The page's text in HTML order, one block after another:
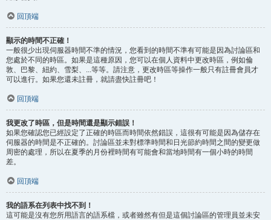
回頂端
顯示的時間不正確！
一般很少出現伺服器時間不準的情況，您看到的時間不準有可能是因為討論區和
您處於不同的時區。如果是這種原因，您可以在個人資料中更改時區，例如倫
敦、巴黎、紐約、雪梨、...等等。請注意，更改時區等操作一般只有註冊會員才
可以進行。如果您還未註冊，就請盡快註冊吧！
回頂端
我更改了時區，但是時間還是顯示錯誤！
如果您確認您已經設定了正確的時區而時間依然錯誤，這很有可能是因為儲存在
伺服器的時間是不正確的。討論區並未對標準時間和日光節約時間之間的變更做
周密的處理，所以在夏季的月份裡時間有可能會和當地時間有一個小時的時間
差。
回頂端
我的語系在列表中找不到！
這可能是沒有您所用語言的語系檔，或者雖然有但是這個討論區的管理員並未安